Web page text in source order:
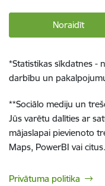
Noraidīt
*Statistikas sīkdatnes -
darbību un
**Sociālo mediju un
Jūs varētu dalīties ar
mājaslapai pievienoto
Maps, PowerBI vai citus.
Privātuma politika